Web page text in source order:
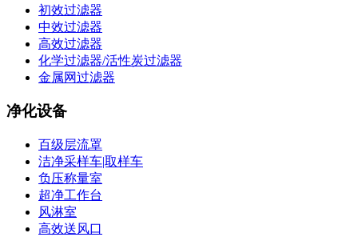
初效过滤器
中效过滤器
高效过滤器
化学过滤器/活性炭过滤器
金属网过滤器
净化设备
百级层流罩
洁净采样车|取样车
负压称量室
超净工作台
风淋室
高效送风口